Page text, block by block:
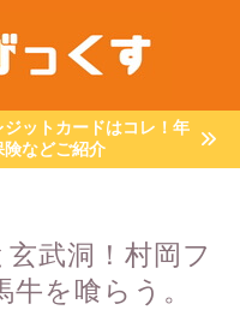
ットカードはコレ！年
などご紹介
武洞！村岡フ
を喰らう。